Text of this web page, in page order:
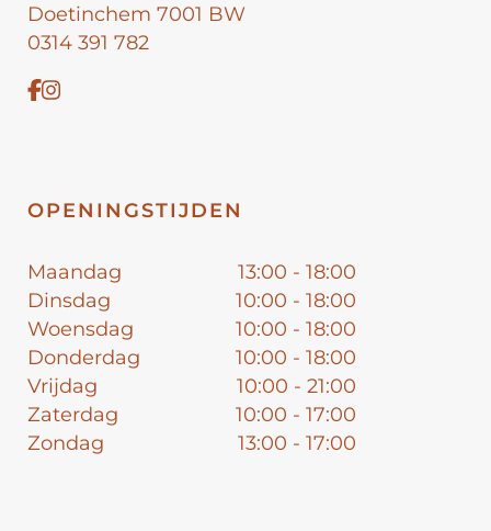
Doetinchem 7001 BW
0314 391 782
OPENINGSTIJDEN
Maandag
13:00 - 18:00
Dinsdag
10:00 - 18:00
Woensdag
10:00 - 18:00
Donderdag
10:00 - 18:00
Vrijdag
10:00 - 21:00
Zaterdag
10:00 - 17:00
Zondag
13:00 - 17:00